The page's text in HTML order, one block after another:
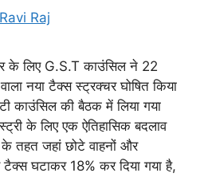
Ravi Raj
के लिए G.S.T काउंसिल ने 22
नया टैक्स स्ट्रक्चर घोषित किया
काउंसिल की बैठक में लिया गया
के लिए एक ऐतिहासिक बदलाव
के तहत जहां छोटे वाहनों और
घटाकर 18% कर दिया गया है,